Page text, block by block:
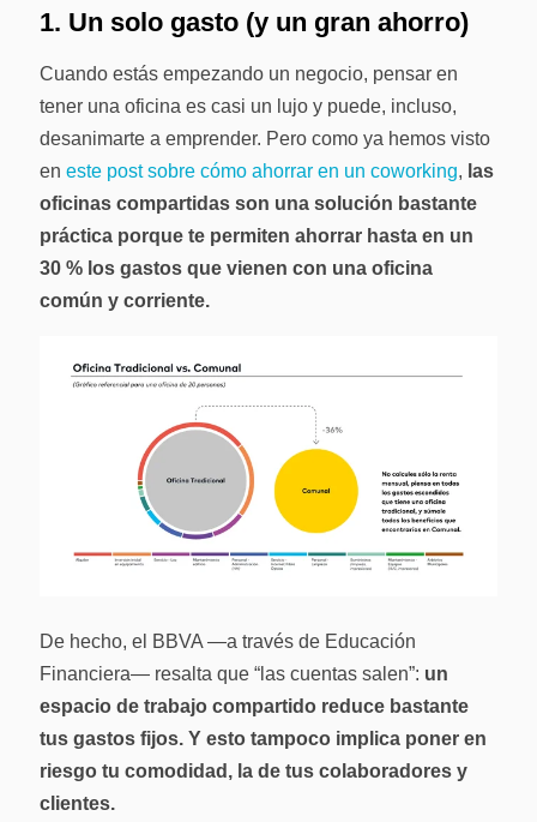
1. Un solo gasto (y un gran ahorro)
Cuando estás empezando un negocio, pensar en
tener una oficina es casi un lujo y puede, incluso,
desanimarte a emprender. Pero como ya hemos visto
en este post sobre cómo ahorrar en un coworking, las
oficinas compartidas son una solución bastante
práctica porque te permiten ahorrar hasta en un
30 % los gastos que vienen con una oficina
común y corriente.
De hecho, el BBVA —a través de Educación
Financiera— resalta que “las cuentas salen”: un
espacio de trabajo compartido reduce bastante
tus gastos fijos. Y esto tampoco implica poner en
riesgo tu comodidad, la de tus colaboradores y
clientes.